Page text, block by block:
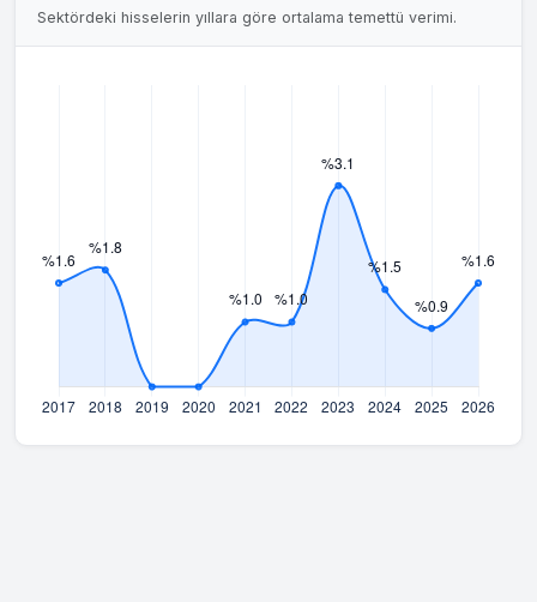
Sektördeki hisselerin yıllara göre ortalama temettü verimi.